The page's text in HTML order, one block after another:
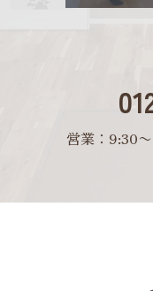
営業：9:30